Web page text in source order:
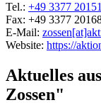
Tel.: +49 3377
Fax: +49 3377
E-Mail:
Website: https://
Aktuelles
Zossen"